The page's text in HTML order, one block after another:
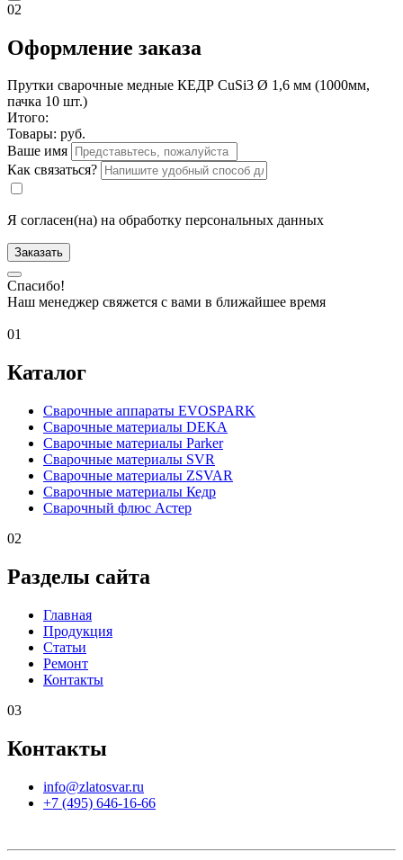
02
Оформление заказа
Прутки сварочные медные КЕДР CuSi3 Ø 1,6 мм (1000мм,
пачка 10 шт.)
Итого:
Товары: руб.
Ваше имя
Как связаться?
Я согласен(на) на обработку персональных данных
Заказать
Спасибо!
Наш менеджер свяжется с вами в ближайшее время
01
Каталог
Сварочные аппараты EVOSPARK
Сварочные материалы DEKA
Сварочные материалы Parker
Сварочные материалы SVR
Сварочные материалы ZSVAR
Сварочные материалы Кедр
Сварочный флюс Астер
02
Разделы сайта
Главная
Продукция
Статьи
Ремонт
Контакты
03
Контакты
info@zlatosvar.ru
+7 (495) 646-16-66